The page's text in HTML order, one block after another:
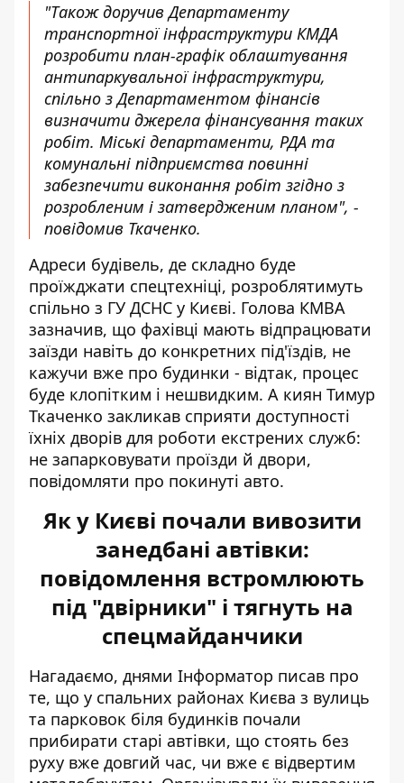
"Також доручив Департаменту
транспортної інфраструктури КМДА
розробити план-графік облаштування
антипаркувальної інфраструктури,
спільно з Департаментом фінансів
визначити джерела фінансування таких
робіт. Міські департаменти, РДА та
комунальні підприємства повинні
забезпечити виконання робіт згідно з
розробленим і затвердженим планом", -
повідомив Ткаченко.
Адреси будівель, де складно буде
проїжджати спецтехніці, розроблятимуть
спільно з ГУ ДСНС у Києві. Голова КМВА
зазначив, що фахівці мають відпрацювати
заїзди навіть до конкретних під'їздів, не
кажучи вже про будинки - відтак, процес
буде клопітким і нешвидким. А киян Тимур
Ткаченко закликав сприяти доступності
їхніх дворів для роботи екстрених служб:
не запарковувати проїзди й двори,
повідомляти про покинуті авто.
Як у Києві почали вивозити
занедбані автівки:
повідомлення встромлюють
під "двірники" і тягнуть на
спецмайданчики
Нагадаємо, днями Інформатор писав про
те, що у спальних районах Києва з вулиць
та парковок біля будинків почали
прибирати старі автівки, що стоять без
руху вже довгий час, чи вже є відвертим